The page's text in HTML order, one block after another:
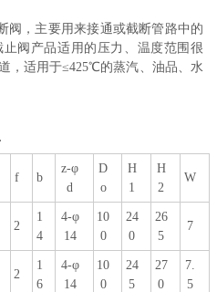
，主要用来接通或截断管路中的
阀产品适用的压力、温度范围很
，适用于≤425℃的蒸汽、油品、水
f b
z-φ
d
D
o
H
1
H
2
W
2
1
4
4-φ
14
10
0
24
0
26
5
7
2
1
6
4-φ
14
10
0
24
5
27
0
7.
5